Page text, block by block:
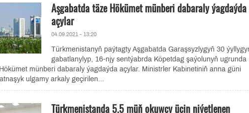
Aşgabatda täze Hökümet münberi dabaraly ýagdaýda
açylar
04.09.2021 - 13:20
Türkmenistanyň paýtagty Aşgabatda Garaşsyzlygyň 30
gabatlanylyp, 16-njy sentýabrda Köpetdag şaýolunyň ugrunda
münberi dabaraly ýagdaýda açylar. Ministrler Kabinetiniň anna güni
ulgamy arkaly geçirilen...
Türkmenistanda 5,5 müň okuwçy üçin niýetlenen